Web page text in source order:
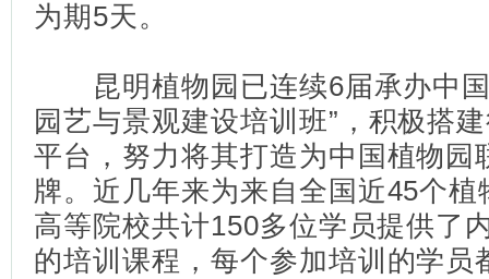
为期5天。
昆明植物园已连续6届承办中国
园艺与景观建设培训班”，积极搭
平台，努力将其打造为中国植物园
牌。近几年来为来自全国近45个
高等院校共计150多位学员提供了
的培训课程，每个参加培训的学员